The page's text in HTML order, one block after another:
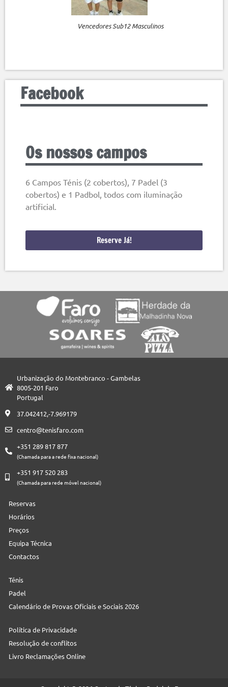
Vencedores Sub12 Masculinos
Facebook
Os nossos campos
6 Campos Ténis (2 cobertos), 7 Padel (3
cobertos) e 1 Padbol, todos com iluminação
artificial.
Reserve Já!
Urbanização do Montebranco - Gambelas
8005-201 Faro
Portugal
37.042412,-7.969179
centro@tenisfaro.com
+351 289 817 877
(Chamada para a rede fixa nacional)
+351 917 520 283
(Chamada para rede móvel nacional)
Reservas
Horários
Preços
Equipa Técnica
Contactos
Ténis
Padel
Calendário de Provas Oficiais e Sociais 2026
Política de Privacidade
Resolução de conflitos
Livro Reclamações Online